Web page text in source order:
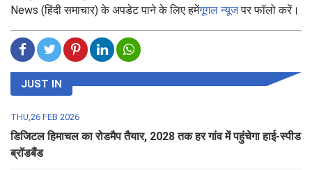
News (हिंदी समाचार) के अपडेट पाने के लिए हमेंगूगल न्यूजपर फॉलो करें।
JUST IN
THU,26 FEB 2026
डिजिटल हिमाचल का रोडमैप तैयार, 2028 तक हर गांव में पहुंचेगा हाई-स्पीड
ब्रॉडबैंड